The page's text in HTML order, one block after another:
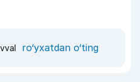
ro‘yxatdan o‘ting